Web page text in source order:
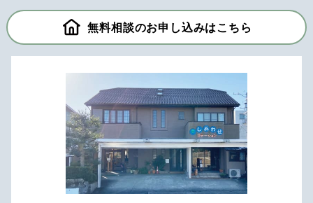
無料相談のお申し込みはこちら